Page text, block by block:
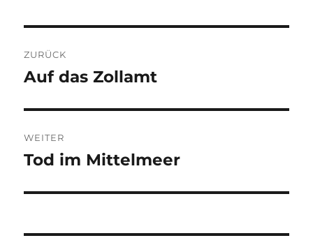
ZURÜCK
Vorheriger
Auf das Zollamt
WEITER
Nächster
Tod im Mittelmeer